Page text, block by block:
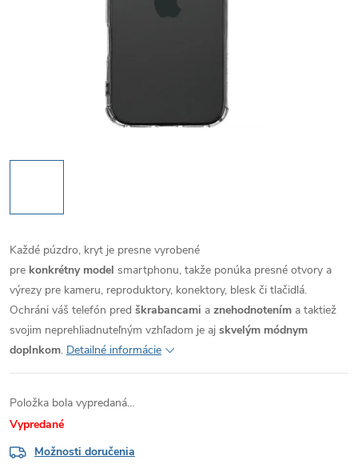
Každé púzdro, kryt je presne vyrobené
pre konkrétny model smartphonu, takže ponúka presné otvory a
výrezy pre kameru, reproduktory, konektory, blesk či tlačidlá.
Ochráni váš telefón pred škrabancami a znehodnotením a taktiež
svojim neprehliadnuteľným vzhľadom je aj skvelým módnym
doplnkom. Detailné informácie
Položka bola vypredaná…
Vypredané
Možnosti doručenia